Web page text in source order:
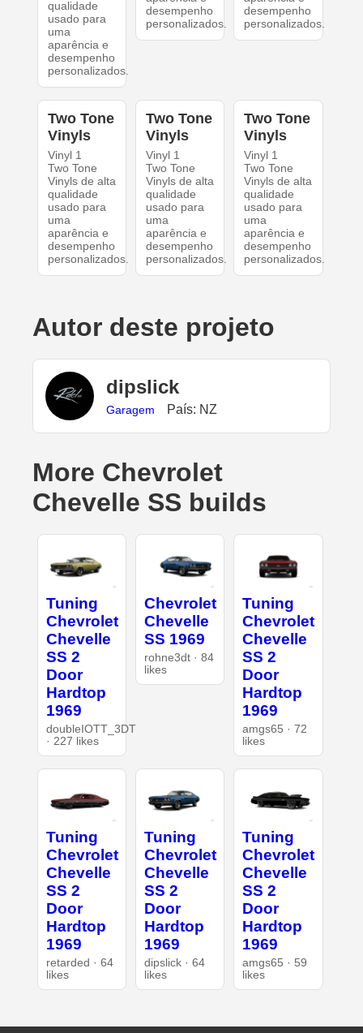
qualidade
usado para
uma
aparência e
desempenho
personalizados.
desempenho
personalizados.
desempenho
personalizados.
Two Tone
Vinyls
Vinyl 1
Two Tone
Vinyls de alta
qualidade
usado para
uma
aparência e
desempenho
personalizados.
Two Tone
Vinyls
Vinyl 1
Two Tone
Vinyls de alta
qualidade
usado para
uma
aparência e
desempenho
personalizados.
Two Tone
Vinyls
Vinyl 1
Two Tone
Vinyls de alta
qualidade
usado para
uma
aparência e
desempenho
personalizados.
Autor deste projeto
dipslick
Garagem País: NZ
More Chevrolet
Chevelle SS builds
Tuning
Chevrolet
Chevelle
SS 2
Door
Hardtop
1969
doubleIOTT_3DT
· 227 likes
Chevrolet
Chevelle
SS 1969
rohne3dt · 84
likes
Tuning
Chevrolet
Chevelle
SS 2
Door
Hardtop
1969
amgs65 · 72
likes
Tuning
Chevrolet
Chevelle
SS 2
Door
Hardtop
1969
retarded · 64
likes
Tuning
Chevrolet
Chevelle
SS 2
Door
Hardtop
1969
dipslick · 64
likes
Tuning
Chevrolet
Chevelle
SS 2
Door
Hardtop
1969
amgs65 · 59
likes